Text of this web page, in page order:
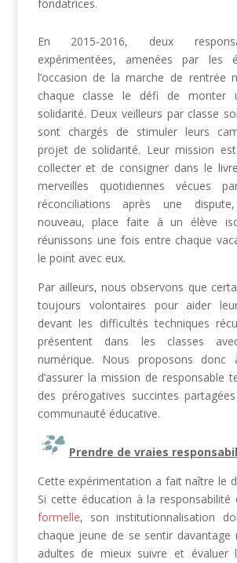
fondatrices.
En 2015-2016, deux
expérimentées, amenées par les
l’occasion de la marche de rentrée
chaque classe le défi de monter
solidarité. Deux veilleurs par classe
sont chargés de stimuler leurs
projet de solidarité. Leur mission
collecter et de consigner dans le
merveilles quotidiennes vécues
réconciliations après une
nouveau, place faite à un élève
réunissons une fois entre chaque
le point avec eux.
Par ailleurs, nous observons que
toujours volontaires pour aider
devant les difficultés techniques
présentent dans les classes
numérique. Nous proposons donc
d’assurer la mission de responsable
des prérogatives succintes
communauté éducative.
Prendre de vraies
Cette expérimentation a fait naître le
Si cette éducation à la
formelle, son institutionnalisation
chaque jeune de se sentir davantage
adultes de mieux suivre et évaluer